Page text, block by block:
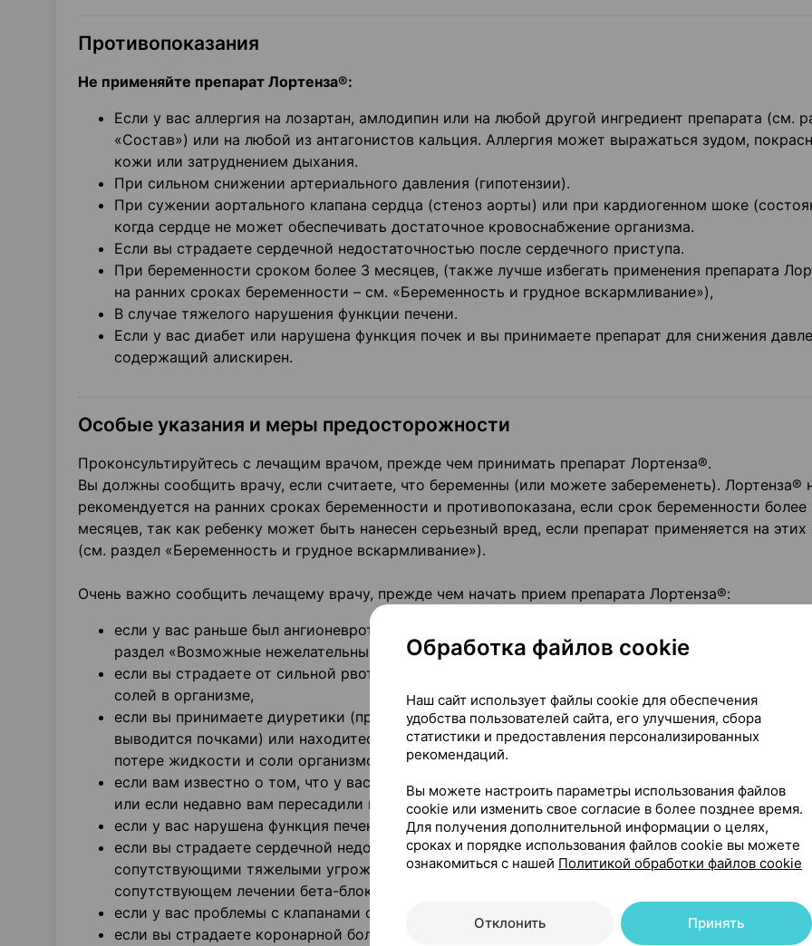
Противопоказания
Не применяйте препарат Лортенза®:
Если у вас аллергия на лозартан, амлодипин или на любой другой ингредиент препарата (см.
«Состав») или на любой из антагонистов кальция. Аллергия может выражаться зудом,
кожи или затруднением дыхания.
При сильном снижении артериального давления (гипотензии).
При сужении аортального клапана сердца (стеноз аорты) или при кардиогенном шоке
когда сердце не может обеспечивать достаточное кровоснабжение организма.
Если вы страдаете сердечной недостаточностью после сердечного приступа.
При беременности сроком более 3 месяцев, (также лучше избегать применения препарата
на ранних сроках беременности – см. «Беременность и грудное вскармливание»),
В случае тяжелого нарушения функции печени.
Если у вас диабет или нарушена функция почек и вы принимаете препарат для снижения
содержащий алискирен.
Особые указания и меры предосторожности
Проконсультируйтесь с лечащим врачом, прежде чем принимать препарат Лортенза®.
Вы должны сообщить врачу, если считаете, что беременны (или можете забеременеть). Лортенза®
рекомендуется на ранних сроках беременности и противопоказана, если срок беременности более
месяцев, так как ребенку может быть нанесен серьезный вред, если препарат применяется на этих
(см. раздел «Беременность и грудное вскармливание»).
Очень важно сообщить лечащему врачу, прежде чем начать прием препарата Лортенза®:
если у вас раньше был ангионевротический отек (отекание лица, губ, горла и/или языка) (см.
раздел «Возможные нежелательные реакции»),
если вы страдаете от сильной рвоты или диареи, приводящих к значительной потере
солей в организме,
если вы принимаете диуретики (препараты, которые увеличивают количество жидкости,
выводится почками) или находитесь на диете с ограничением соли, приводящей к
потере жидкости и соли организмом,
если вам известно о том, что у вас сужение или блокада кровеносных сосудов, ведущих к
или если недавно вам пересадили почку,
если у вас нарушена функция печени (см. раздел «Противопоказания»),
если вы страдаете сердечной недостаточностью с нарушением функции почек или без, или с
сопутствующими тяжелыми угрожающими жизни аритмиями. Требуется особая осторожность
сопутствующем лечении бета-блокаторами,
если у вас проблемы с клапанами сердца или сердечной мышцей,
если вы страдаете коронарной болезнью сердца (вызванной снижением кровотока в сосудах
Обработка файлов cookie
Наш сайт использует файлы cookie для обеспечения
удобства пользователей сайта, его улучшения, сбора
статистики и предоставления персонализированных
рекомендаций.
Вы можете настроить параметры использования файлов
cookie или изменить свое согласие в более позднее время.
Для получения дополнительной информации о целях,
сроках и порядке использования файлов cookie вы можете
ознакомиться с нашей Политикой обработки файлов cookie
Отклонить Принять